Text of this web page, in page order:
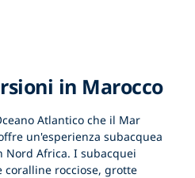
in Marocco
Atlantico che il Mar
un'esperienza subacquea
Nord Africa. I subacquei
coralline rocciose, grotte